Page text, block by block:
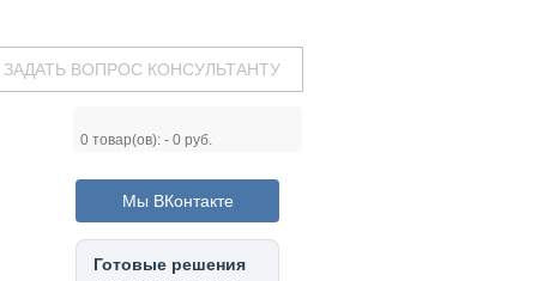
ЗАДАТЬ ВОПРОС КОНСУЛЬТАНТУ
0 товар(ов): - 0 руб.
Мы ВКонтакте
Готовые решения